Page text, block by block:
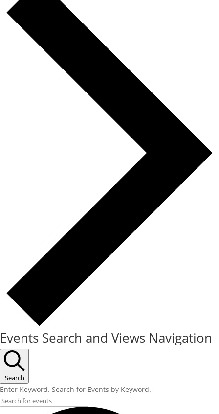
Events Search and Views Navigation
Search
Enter Keyword. Search for Events by Keyword.